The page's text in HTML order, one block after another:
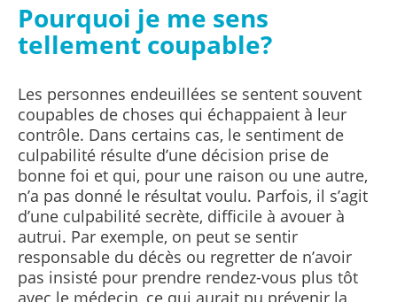
Pourquoi je me sens
tellement coupable?
Les personnes endeuillées se sentent souvent
coupables de choses qui échappaient à leur
contrôle. Dans certains cas, le sentiment de
culpabilité résulte d’une décision prise de
bonne foi et qui, pour une raison ou une autre,
n’a pas donné le résultat voulu. Parfois, il s’agit
d’une culpabilité secrète, difficile à avouer à
autrui. Par exemple, on peut se sentir
responsable du décès ou regretter de n’avoir
pas insisté pour prendre rendez-vous plus tôt
avec le médecin, ce qui aurait pu prévenir la